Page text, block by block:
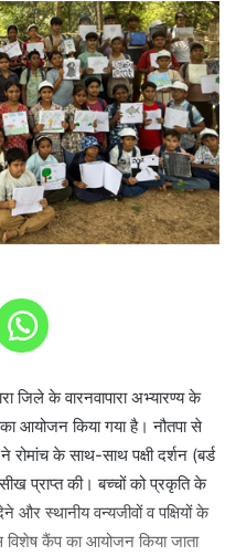
जिले के वारनवापारा अभ्यारण्य के
आयोजन किया गया है। नौतपा से
के साथ-साथ पक्षी दर्शन (बर्ड
प्राप्त की। बच्चों को प्रकृति के
और स्थानीय वन्यजीवों व पक्षियों के
कैंप का आयोजन किया जाता